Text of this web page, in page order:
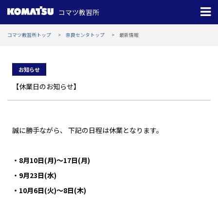
コマツ教習所
コマツ教習所トップ 奈良センタトップ 最新情報
お知らせ
【休業日のお知らせ】
誠に勝手ながら、 下記の日程は休業となります。
・8月10日(月)～17日(月)
・9月23日(水)
・10月6日(火)～8日(木)